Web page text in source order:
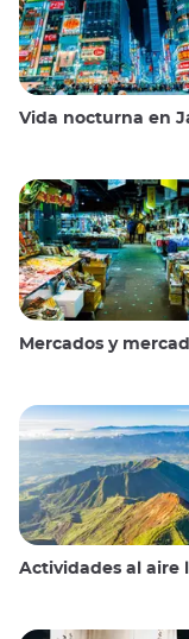
Vida nocturna en Japón: salir,
Mercados y
Actividades al aire